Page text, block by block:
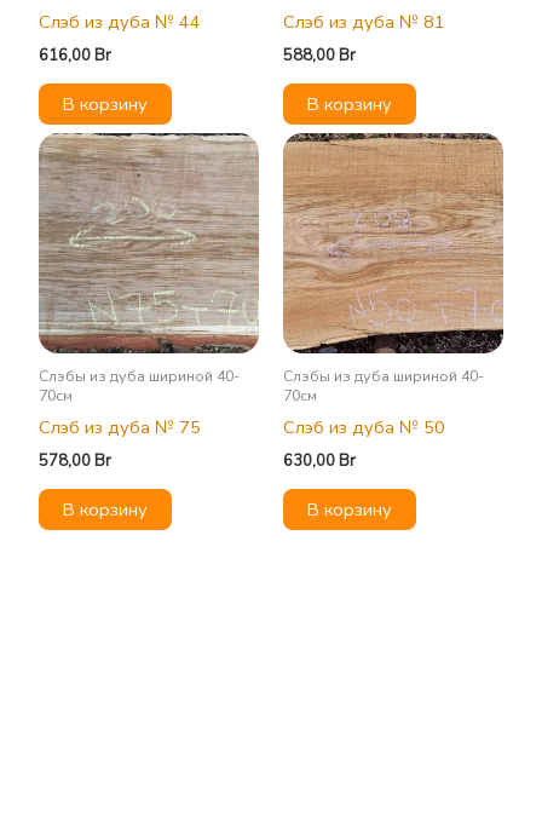
Слэб из дуба № 44
616,00Br
В корзину
Слэб из дуба № 81
588,00Br
В корзину
Слэбы из дуба шириной 40-
70см
Слэб из дуба № 75
578,00Br
В корзину
Слэбы из дуба шириной 40-
70см
Слэб из дуба № 50
630,00Br
В корзину